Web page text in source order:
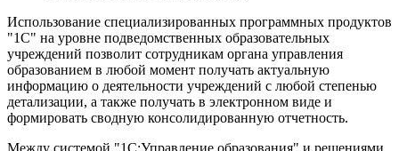
Использование специализированных программных продуктов
"1С" на уровне подведомственных образовательных
учреждений позволит сотрудникам органа управления
образованием в любой момент получать актуальную
информацию о деятельности учреждений с любой степенью
детализации, а также получать в электронном виде и
формировать сводную консолидированную отчетность.
Между системой "1С:Управление образования" и решениями